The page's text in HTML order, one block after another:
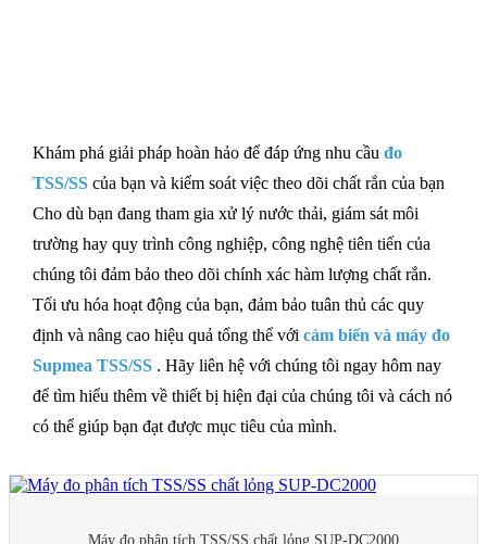
Khám phá giải pháp hoàn hảo để đáp ứng nhu cầu đo
TSS/SScủa bạn và kiểm soát việc theo dõi chất rắn của bạn
Cho dù bạn đang tham gia xử lý nước thải, giám sát môi
trường hay quy trình công nghiệp, công nghệ tiên tiến của
chúng tôi đảm bảo theo dõi chính xác hàm lượng chất rắn.
Tối ưu hóa hoạt động của bạn, đảm bảo tuân thủ các quy
định và nâng cao hiệu quả tổng thể với cảm biến và máy đo
Supmea TSS/SS. Hãy liên hệ với chúng tôi ngay hôm nay
để tìm hiểu thêm về thiết bị hiện đại của chúng tôi và cách nó
có thể giúp bạn đạt được mục tiêu của mình.
Máy đo phân tích TSS/SS chất lỏng SUP-DC2000